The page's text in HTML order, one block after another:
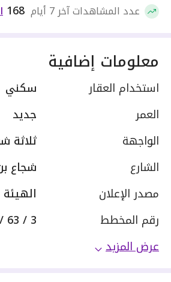
عدد المشاهدات آخر 7 أيام 168
معلومات إضافية
استخدام العقار
سكني
العمر
جديد
الواجهة
ثلاثة
الشارع
شجاع
مصدر الإعلان
الهيئة
رقم المخطط
3 / 63 / ع
عرض المزيد